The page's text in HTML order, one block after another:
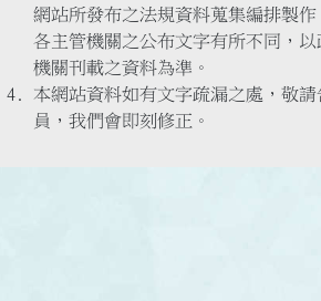
網站所發布之法規資料蒐集編排製
各主管機關之公布文字有所不同，
機關刊載之資料為準。
本網站資料如有文字疏漏之處，敬請
員，我們會即刻修正。